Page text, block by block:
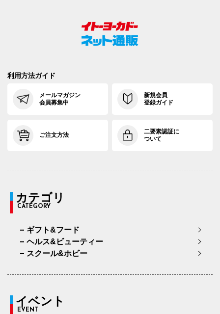
利用方法ガイド
メールマガジン
会員募集中
新規会員
登録ガイド
ご注文方法
二要素認証に
ついて
カテゴリ
CATEGORY
ギフト&フード
ヘルス&ビューティー
スクール&ホビー
イベント
EVENT